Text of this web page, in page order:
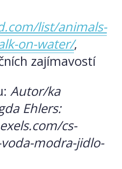
list/animals-
on-water/,
zajímavostí
Autor/ka
Ehlers:
cs-
modra-jidlo-